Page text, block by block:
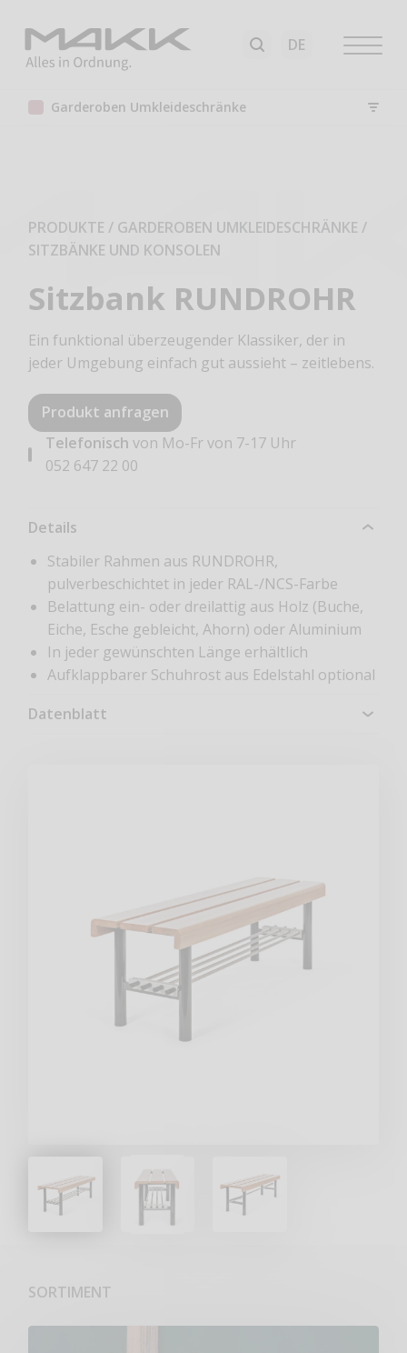
Garderoben Umkleideschränke
PRODUKTE / GARDEROBEN UMKLEIDESCHRÄNKE /
SITZBÄNKE UND KONSOLEN
Sitzbank RUNDROHR
Ein funktional überzeugender Klassiker, der in
jeder Umgebung einfach gut aussieht – zeitlebens.
Produkt anfragen
Telefonisch von Mo-Fr von 7-17 Uhr
052 647 22 00
Details
Stabiler Rahmen aus RUNDROHR,
pulverbeschichtet in jeder RAL-/NCS-Farbe
Belattung ein- oder dreilattig aus Holz (Buche,
Eiche, Esche gebleicht, Ahorn) oder Aluminium
In jeder gewünschten Länge erhältlich
Aufklappbarer Schuhrost aus Edelstahl optional
Datenblatt
SORTIMENT